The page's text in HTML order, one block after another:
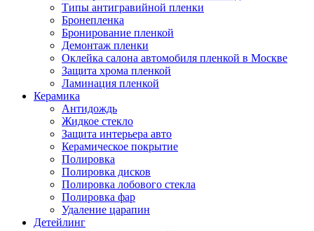
Типы антигравийной пленки
Бронепленка
Бронирование пленкой
Демонтаж пленки
Оклейка салона автомобиля пленкой в Москве
Защита хрома пленкой
Ламинация пленкой
Керамика
Антидождь
Жидкое стекло
Защита интерьера авто
Керамическое покрытие
Полировка
Полировка дисков
Полировка лобового стекла
Полировка фар
Удаление царапин
Детейлинг